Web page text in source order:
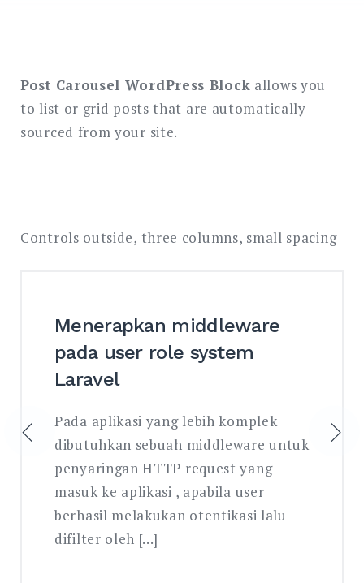
Post Carousel WordPress Block allows you
to list or grid posts that are automatically
sourced from your site.
Controls outside, three columns, small spacing
Menerapkan middleware
pada user role system
Laravel
Pada aplikasi yang lebih komplek
dibutuhkan sebuah middleware untuk
penyaringan HTTP request yang
masuk ke aplikasi , apabila user
berhasil melakukan otentikasi lalu
difilter oleh […]